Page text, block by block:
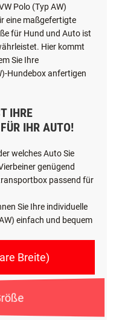
Polo (Typ AW)
eine maßgefertigte
für Hund und Auto ist
Hier kommt
Sie Ihre
Hundebox anfertigen
IHRE
IHR AUTO!
welches Auto Sie
genügend
passend für
Sie Ihre individuelle
einfach und bequem
Breite)